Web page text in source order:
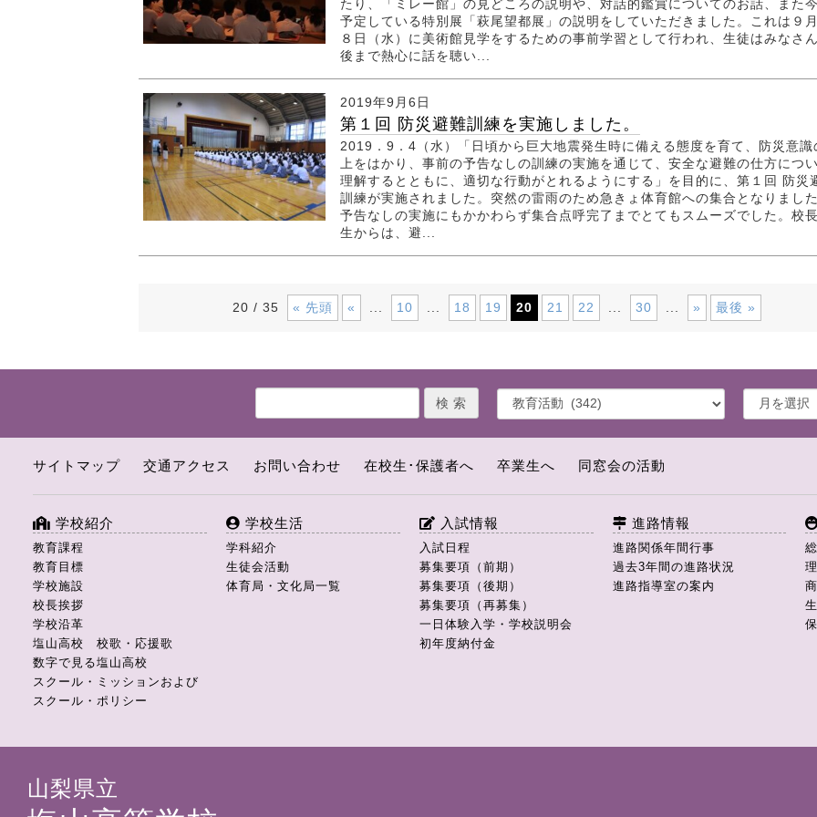
たり、「ミレー館」の見どころの説明や、対話的鑑賞についてのお話、また
予定している特別展「萩尾望都展」の説明をしていただきました。これは９
８日（水）に美術館見学をするための事前学習として行われ、生徒はみなさ
後まで熱心に話を聴い...
2019年9月6日
第１回 防災避難訓練を実施しました。
2019．9．4（水）「日頃から巨大地震発生時に備える態度を育て、防災意識
上をはかり、事前の予告なしの訓練の実施を通じて、安全な避難の仕方につ
理解するとともに、適切な行動がとれるようにする」を目的に、第１回 防災
訓練が実施されました。突然の雷雨のため急きょ体育館への集合となりまし
予告なしの実施にもかかわらず集合点呼完了までとてもスムーズでした。校
生からは、避...
20 / 35 « 先頭 « ... 10 ... 18 19 20 21 22 ... 30 ... » 最後 »
サイトマップ 交通アクセス お問い合わせ 在校生･保護者へ 卒業生へ 同窓会の活動
学校紹介
教育課程
教育目標
学校施設
校長挨拶
学校沿革
塩山高校 校歌・応援歌
数字で見る塩山高校
スクール・ミッションおよび
スクール・ポリシー
学校生活
学科紹介
生徒会活動
体育局・文化局一覧
入試情報
入試日程
募集要項（前期）
募集要項（後期）
募集要項（再募集）
一日体験入学・学校説明会
初年度納付金
進路情報
進路関係年間行事
過去3年間の進路状況
進路指導室の案内
山梨県立